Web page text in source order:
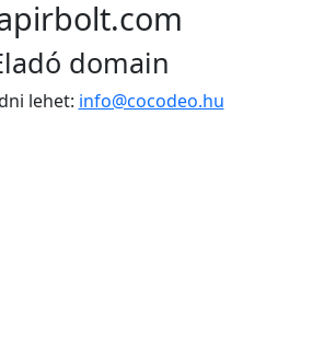
domain
lehet: info@cocodeo.hu